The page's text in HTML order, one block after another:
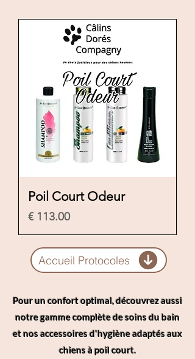
Poil Court Odeur
السعر
Accueil Protocoles
Pour un confort optimal, découvrez aussi
notre gamme complète de soins du bain
et nos accessoires d'hygiène adaptés aux
chiens à poil court.